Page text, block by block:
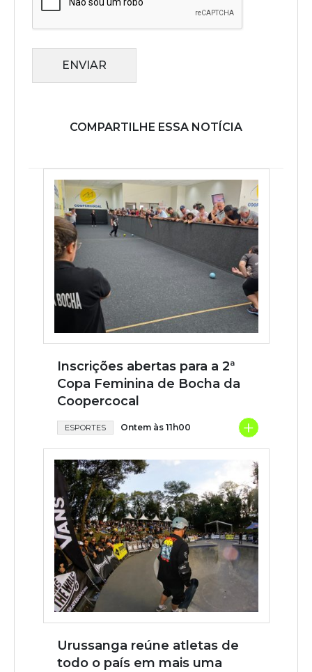
ENVIAR
COMPARTILHE ESSA NOTÍCIA
Inscrições abertas para a 2ª
Copa Feminina de Bocha da
Coopercocal
ESPORTES Ontem às 11h00 +
Urussanga reúne atletas de
todo o país em mais uma